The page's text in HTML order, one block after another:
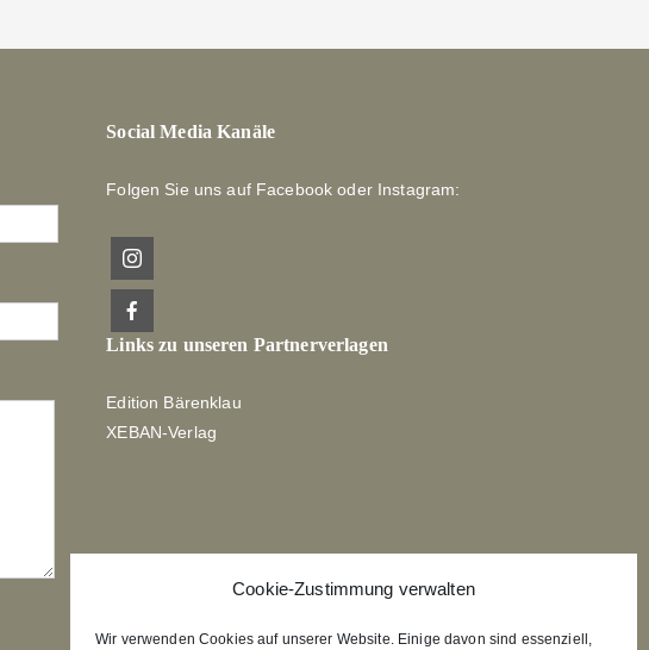
Cookie-Zustimmung verwalten
Wir verwenden Cookies auf unserer Website. Einige davon sind essenziell,
Social Media Kanäle
Folgen Sie uns auf Facebook oder Instagram:
Links zu unseren Partnerverlagen
Edition Bärenklau
XEBAN-Verlag